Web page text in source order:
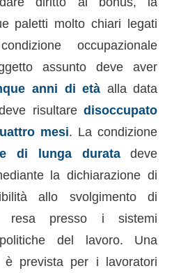
paletti molto chiari legati
occupazionale
assunto deve aver
anni di età alla data
risultaredisoccupato
mesi. La condizione
di lunga duratadeve
la dichiarazione di
allo svolgimento di
resa presso i sistemi
del lavoro. Una
è prevista per i lavoratori